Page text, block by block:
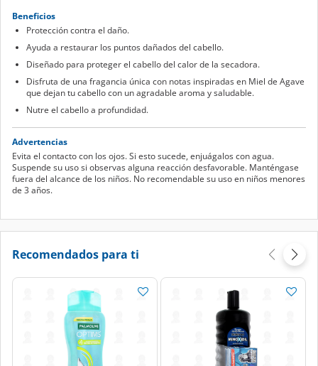
Beneficios
Protección contra el daño.
Ayuda a restaurar los puntos dañados del cabello.
Diseñado para proteger el cabello del calor de la secadora.
Disfruta de una fragancia única con notas inspiradas en Miel de Agave
que dejan tu cabello con un agradable aroma y saludable.
Nutre el cabello a profundidad.
Advertencias
Evita el contacto con los ojos. Si esto sucede, enjuágalos con agua.
Suspende su uso si observas alguna reacción desfavorable. Manténgase
fuera del alcance de los niños. No recomendable su uso en niños menores
de 3 años.
Recomendados para ti